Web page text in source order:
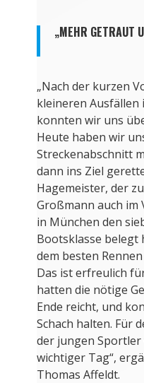
„MEHR GETRAUT
„Nach der kurzen
kleineren Ausfällen
konnten wir uns
Heute haben wir
Streckenabschnitt
dann ins Ziel
Hagemeister, der
Großmann auch im
in München den
Bootsklasse belegt
dem besten
Das ist erfreulich
hatten die nötige
Ende reicht, und
Schach halten. Für
der jungen Sportler
wichtiger Tag“,
Thomas Affeldt.